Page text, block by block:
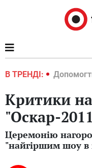
В ТРЕНДІ:
2022
Критики
"Оскар-
Церемонію
"найгіршим шоу в